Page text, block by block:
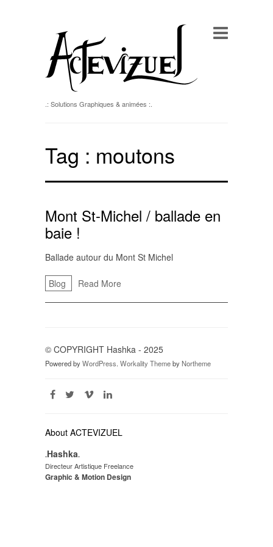
.: Solutions Graphiques & animées :.
Tag : moutons
Mont St-Michel / ballade en
baie !
Ballade autour du Mont St Michel
Blog Read More
© COPYRIGHT Hashka - 2025
Powered byWordPress. Workality ThemebyNortheme
About ACTEVIZUEL
.Hashka.
Directeur Artistique Freelance
Graphic & Motion Design